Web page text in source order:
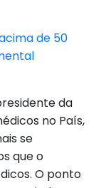
de 50
da
no País,
se
que o
O ponto